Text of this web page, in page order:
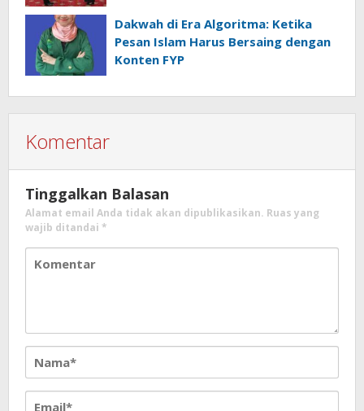
Dakwah di Era Algoritma: Ketika
Pesan Islam Harus Bersaing dengan
Konten FYP
Komentar
Tinggalkan Balasan
Alamat email Anda tidak akan dipublikasikan. Ruas yang
wajib ditandai *